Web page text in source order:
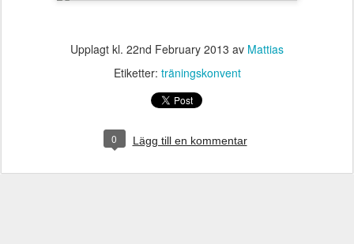
Upplagt kl. 22nd February 2013 av Mattias
Etiketter: träningskonvent
0 Lägg till en kommentar